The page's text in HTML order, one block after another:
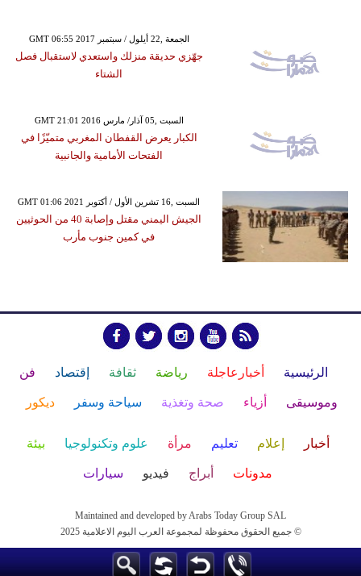
GMT 06:55 2017 الجمعة ,22 أيلول / سبتمبر
جهّزي حديقة منزلك واستعدي لاستقبال فصل
الشتاء
GMT 21:01 2016 السبت ,05 آذار/ مارس
الكبار يعرض القفطان المغربي متميّزًا في
الفتحات الأمامية والجانبية
GMT 01:06 2021 السبت ,16 تشرين الأول / أكتوبر
الجيش اليمني مقتل وإصابة 40 من الحوثيين
في كمين جنوب مأرب
الرئيسية أخبارعاجلة رياضة ثقافة إقتصاد فن
وموسيقى أزياء صحة وتغذية سياحة وسفر ديكور
أخبار إعلام تعليم مرأة علوم وتكنولوجيا بيئة
مدونات أبراج فيديو سيارات
Maintained and developed by Arabs Today Group SAL
جميع الحقوق محفوظة لمجموعة العرب اليوم الاعلامية 2025 ©